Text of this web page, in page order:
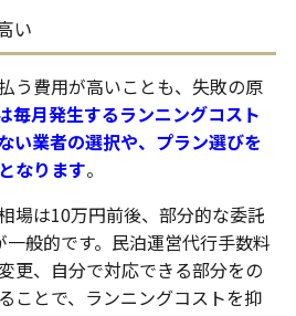
い
う費用が高いことも、失敗の原
毎月発生するランニングコスト
い業者の選択や、プラン選びを
なります。
場は10万円前後、部分的な委託
般的です。民泊運営代行手数料
更、自分で対応できる部分をの
ことで、ランニングコストを抑